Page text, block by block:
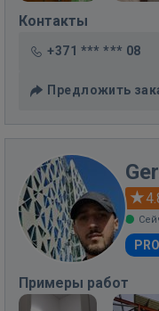
Контакты
+371 *** *** 08
Предложить
PRO
Примеры работ